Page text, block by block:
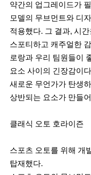
약간의 업그레이드가
모델의 무브먼트와 디
적용했다. 그 결과, 시
스포티하고 캐주얼한
로랑과 우리 팀원들이
요소 사이의 긴장감이
새로운 무언가가 탄생
상반되는 요소가 만들
클래식 오토 호라이즌
스포츠 오토를 위해 개
탑재했다.